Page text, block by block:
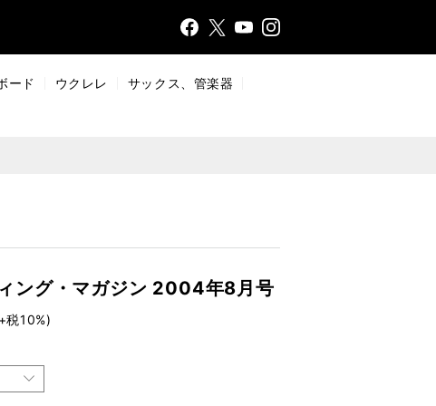
FaceX
YouTInsta
ード ウクレレ
サックス、管楽器
ング・マガジン 2004年8月号
税10%)